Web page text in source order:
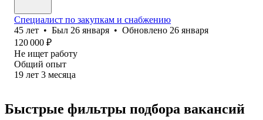
Специалист по закупкам и снабжению
45 лет • Был 26 января • Обновлено 26 января
120 000 ₽
Не ищет работу
Общий опыт
19 лет 3 месяца
Быстрые фильтры подбора вакансий